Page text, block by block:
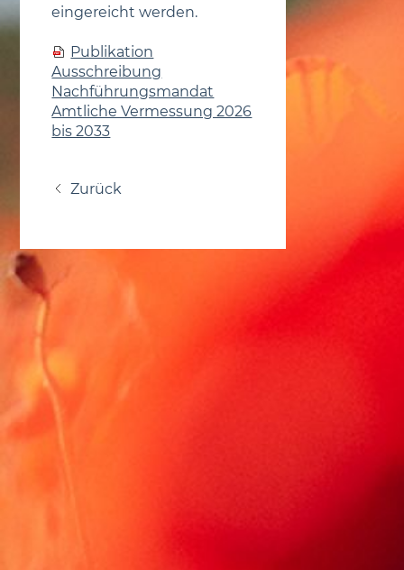
eingereicht werden.
Publikation
Ausschreibung
Nachführungsmandat
Amtliche Vermessung 2026
bis 2033
Zurück